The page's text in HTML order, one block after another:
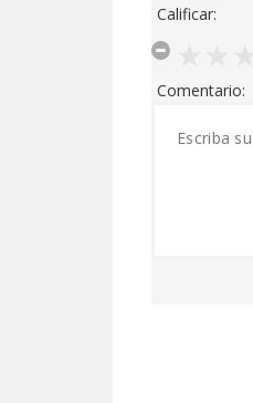
Calificar:
Comentario: